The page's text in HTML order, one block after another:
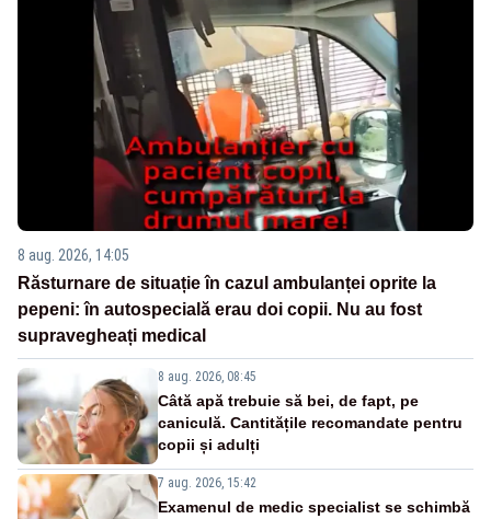
8 aug. 2026, 14:05
Răsturnare de situație în cazul ambulanței oprite la
pepeni: în autospecială erau doi copii. Nu au fost
supravegheați medical
8 aug. 2026, 08:45
Câtă apă trebuie să bei, de fapt, pe
caniculă. Cantitățile recomandate pentru
copii și adulți
7 aug. 2026, 15:42
Examenul de medic specialist se schimbă